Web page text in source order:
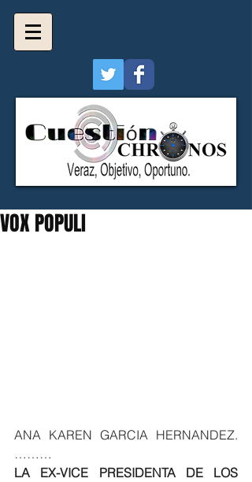
VOX POPULI
ANA KAREN GARCIA HERNANDEZ.
………
LA EX-VICE PRESIDENTA DE LOS